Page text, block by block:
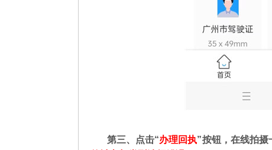
第三、点击“办理回执”按钮，在线拍摄